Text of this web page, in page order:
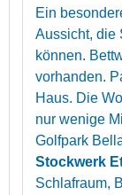
Ein
Aussicht, die
können.
vorhanden.
Haus. Die
nur wenige
Golfpark
Stockwerk
Schlafraum,